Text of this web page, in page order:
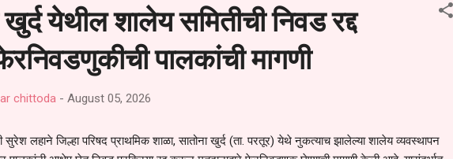
खुर्द येथील शालेय समितीची निवड रद्द
पालकांची मागणी
chittoda - August 05, 2026
सुरेश लहाने जिल्हा परिषद प्राथमिक शाळा, सातोना खुर्द (ता. परतूर) येथे नुकत्याच झालेल्या शालेय व्यवस्थापन